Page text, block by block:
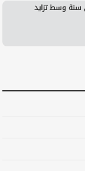
سنة وسط تزايد